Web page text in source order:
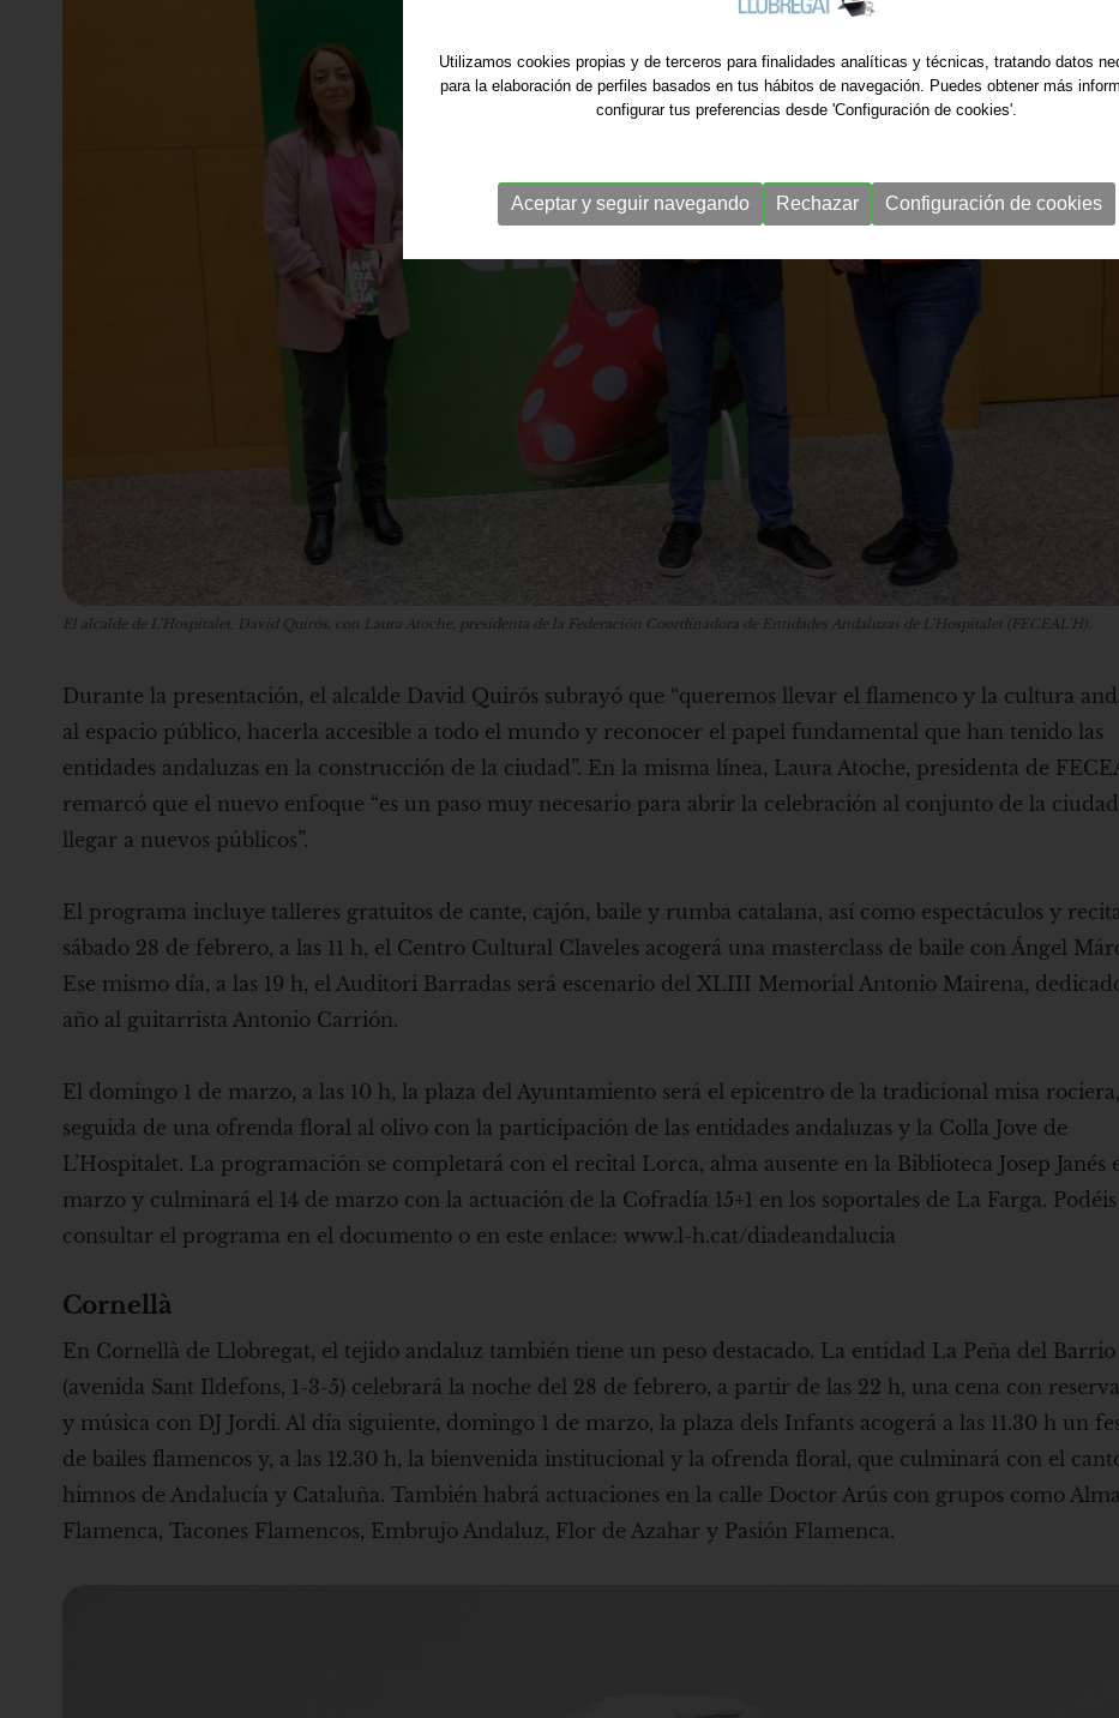
El alcalde de L’Hospitalet, David Quirós, con Laura Atoche, presidenta de la Federación Coordinadora de Entidades Andaluzas de L’Hospitalet (FECEAL’H).
Durante la presentación, el alcalde David Quirós subrayó que “queremos llevar el flamenco y la cultura
al espacio público, hacerla accesible a todo el mundo y reconocer el papel fundamental que han tenido las
entidades andaluzas en la construcción de la ciudad”. En la misma línea, Laura Atoche, presidenta de
remarcó que el nuevo enfoque “es un paso muy necesario para abrir la celebración al conjunto de la
llegar a nuevos públicos”.
El programa incluye talleres gratuitos de cante, cajón, baile y rumba catalana, así como espectáculos y
sábado 28 de febrero, a las 11 h, el Centro Cultural Claveles acogerá una masterclass de baile con Ángel
Ese mismo día, a las 19 h, el Auditori Barradas será escenario del XLIII Memorial Antonio Mairena,
año al guitarrista Antonio Carrión.
El domingo 1 de marzo, a las 10 h, la plaza del Ayuntamiento será el epicentro de la tradicional misa rociera,
seguida de una ofrenda floral al olivo con la participación de las entidades andaluzas y la Colla Jove de
L’Hospitalet. La programación se completará con el recital Lorca, alma ausente en la Biblioteca Josep Janés
marzo y culminará el 14 de marzo con la actuación de la Cofradía 15+1 en los soportales de La Farga. Podéis
consultar el programa en el documento o en este enlace: www.l-h.cat/diadeandalucia
Cornellà
En Cornellà de Llobregat, el tejido andaluz también tiene un peso destacado. La entidad La Peña del Barrio
(avenida Sant Ildefons, 1-3-5) celebrará la noche del 28 de febrero, a partir de las 22 h, una cena con
y música con DJ Jordi. Al día siguiente, domingo 1 de marzo, la plaza dels Infants acogerá a las 11.30 h un
de bailes flamencos y, a las 12.30 h, la bienvenida institucional y la ofrenda floral, que culminará con el
himnos de Andalucía y Cataluña. También habrá actuaciones en la calle Doctor Arús con grupos como Alma
Flamenca, Tacones Flamencos, Embrujo Andaluz, Flor de Azahar y Pasión Flamenca.
Utilizamos cookies propias y de terceros para finalidades analíticas y técnicas, tratando datos
para la elaboración de perfiles basados en tus hábitos de navegación. Puedes obtener más
configurar tus preferencias desde 'Configuración de cookies'.
Aceptar y seguir navegando Rechazar Configuración de cookies